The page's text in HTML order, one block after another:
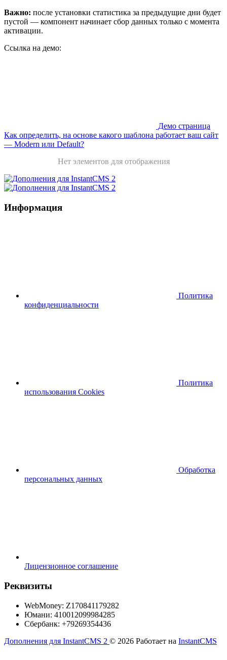
Важно: после установки статистика за предыдущие дни будет
пустой — компонент начинает сбор данных только с момента
активации.
Ссылка на демо:
Демо страница
Как определить, на основе какого шаблона работает ваш сайт
— Modern или Default?
Нет элементов для отображения
Информация
Политика
конфиденциальности
Политика
использования Cookies
Обработка
персональных данных
Лицензионное соглашение
Реквизиты
WebMoney: Z170841179282
Юмани: 410012099984285
Сбербанк: +79269354436
Дополнения для InstantCMS 2 © 2026 Работает на InstantCMS